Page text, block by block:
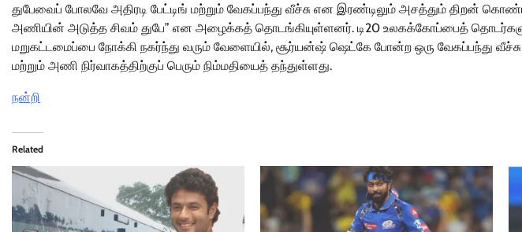
துபேவைப் போலவே அதிரடி பேட்டிங் மற்றும் வேகப்பந்து வீச்சு என இரண்டிலும் அசத்தும் திறன்
அணியின் அடுத்த சிவம் துபே” என அழைக்கத் தொடங்கியுள்ளனர். டி20 உலகக்கோப்பைத்
மறுகட்டமைப்பை நோக்கி நகர்ந்து வரும் வேளையில், சூர்யன்ஷ் ஷெட்கே போன்ற ஒரு வேகப்பந்து
மற்றும் அணி நிர்வாகத்திற்குப் பெரும் நிம்மதியைத் தந்துள்ளது.
நன்றி
Related